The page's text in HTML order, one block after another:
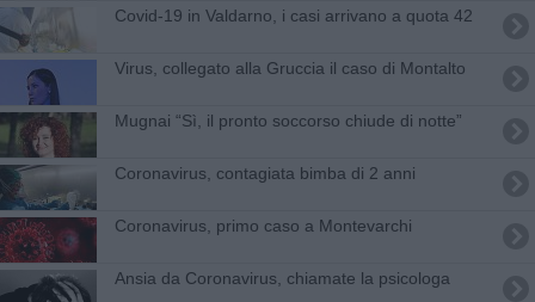
Covid-19 in Valdarno, i casi arrivano a quota 42
Virus, collegato alla Gruccia il caso di Montalto
Mugnai “Sì, il pronto soccorso chiude di notte”
Coronavirus, contagiata bimba di 2 anni
Coronavirus, primo caso a Montevarchi
Ansia da Coronavirus, chiamate la psicologa